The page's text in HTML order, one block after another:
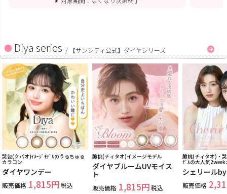
Diya series / 【サンシティ公式】ダイヤシリーズ
哭包(クバオ)ｲﾒｰｼﾞﾓﾃﾞﾙのうるちゅる
カラコン
ダイヤワンデー
販売価格 1,815 税込
脆桃(チィタオ)イメージモデル
ダイヤブルームUVモイス
ト
販売価格 1,815 税込
脆桃(チィタオ)・
ﾃﾞﾙの大人気2week
シェリール
販売価格